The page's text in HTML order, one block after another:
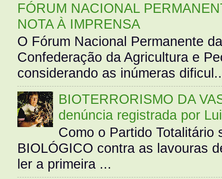
FÓRUM NACIONAL
NOTA À IMPRENSA
O Fórum Nacional Permanente
Confederação da Agricultura e
considerando as inúmeras
BIOTERRORISMO DA
denúncia registrada por
Como o Partido Totalitário
BIOLÓGICO contra as lavouras
ler a primeira ...